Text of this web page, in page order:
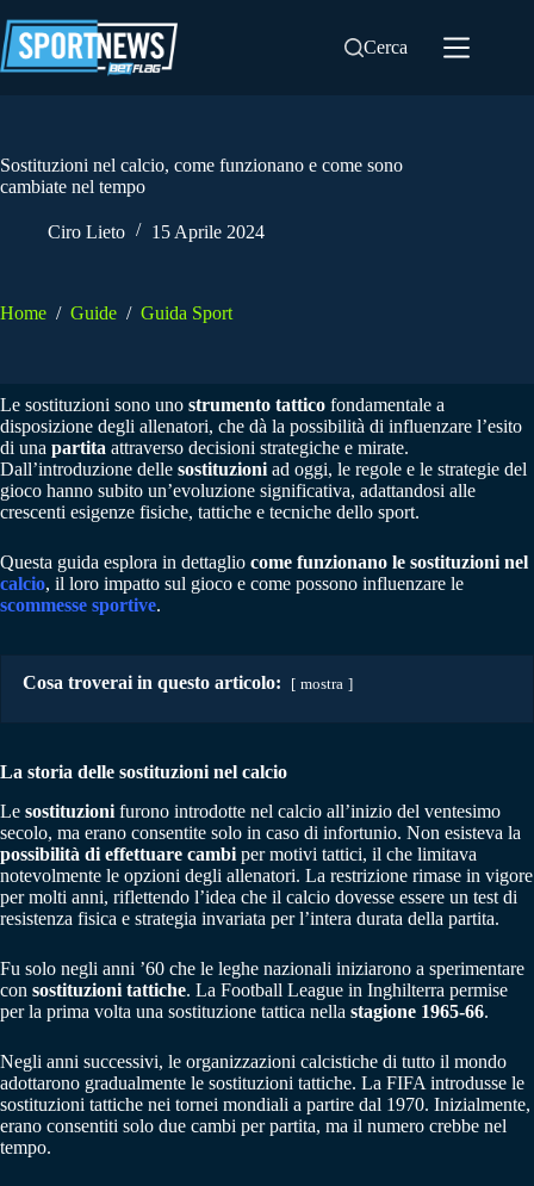
al
contenuto
Cerca
Sostituzioni nel calcio, come funzionano e come sono
cambiate nel tempo
Ciro Lieto 15 Aprile 2024
Home / Guide / Guida Sport
Le sostituzioni sono uno strumento tattico fondamentale a
disposizione degli allenatori, che dà la possibilità di influenzare l’esito
di una partita attraverso decisioni strategiche e mirate.
Dall’introduzione delle sostituzioni ad oggi, le regole e le strategie del
gioco hanno subito un’evoluzione significativa, adattandosi alle
crescenti esigenze fisiche, tattiche e tecniche dello sport.
Questa guida esplora in dettaglio come funzionano le sostituzioni nel
calcio, il loro impatto sul gioco e come possono influenzare le
scommesse sportive.
Cosa troverai in questo articolo: mostra
La storia delle sostituzioni nel calcio
Le sostituzioni furono introdotte nel calcio all’inizio del ventesimo
secolo, ma erano consentite solo in caso di infortunio. Non esisteva la
possibilità di effettuare cambi per motivi tattici, il che limitava
notevolmente le opzioni degli allenatori. La restrizione rimase in vigore
per molti anni, riflettendo l’idea che il calcio dovesse essere un test di
resistenza fisica e strategia invariata per l’intera durata della partita.
Fu solo negli anni ’60 che le leghe nazionali iniziarono a sperimentare
con sostituzioni tattiche. La Football League in Inghilterra permise
per la prima volta una sostituzione tattica nella stagione 1965-66.
Negli anni successivi, le organizzazioni calcistiche di tutto il mondo
adottarono gradualmente le sostituzioni tattiche. La FIFA introdusse le
sostituzioni tattiche nei tornei mondiali a partire dal 1970. Inizialmente,
erano consentiti solo due cambi per partita, ma il numero crebbe nel
tempo.